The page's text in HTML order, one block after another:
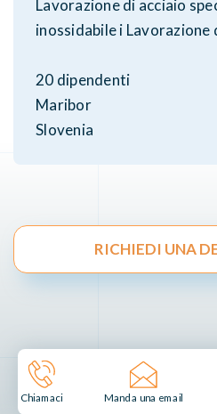
Lavorazione di acciaio
inossidabile i
20 dipendenti
Maribor
Slovenia
RICHIEDI UNA
Chiamaci Manda una email